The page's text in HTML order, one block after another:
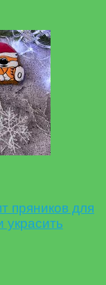
пряников для
украсить